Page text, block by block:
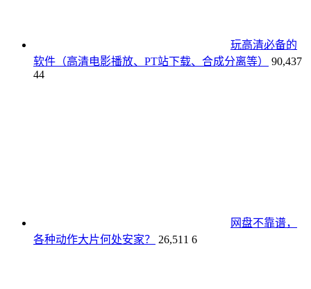
玩高清必备的
软件（高清电影播放、PT站下载、合成分离等）
90,437
44
网盘不靠谱，
各种动作大片何处安家？
26,511 6